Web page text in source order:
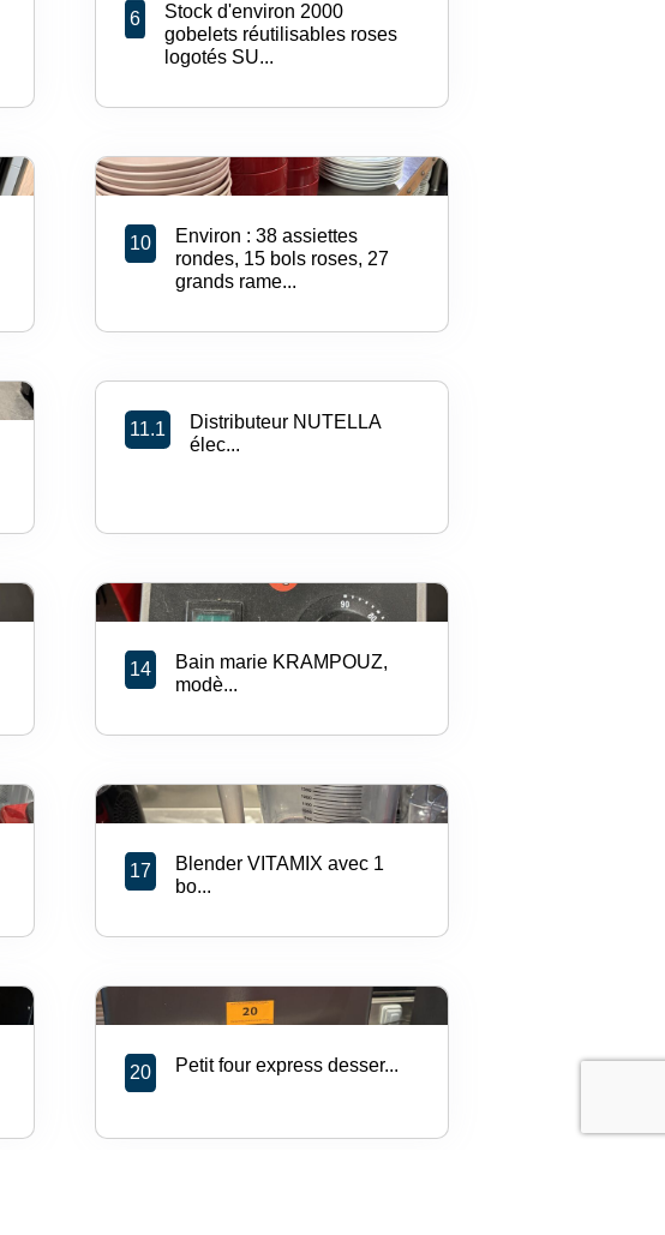
6
Stock d'environ 2000
gobelets réutilisables roses
logotés SU...
10
Environ : 38 assiettes
rondes, 15 bols roses, 27
grands rame...
11.1
Distributeur NUTELLA
élec...
14
Bain marie KRAMPOUZ,
modè...
17
Blender VITAMIX avec 1
bo...
20 Petit four express desser...